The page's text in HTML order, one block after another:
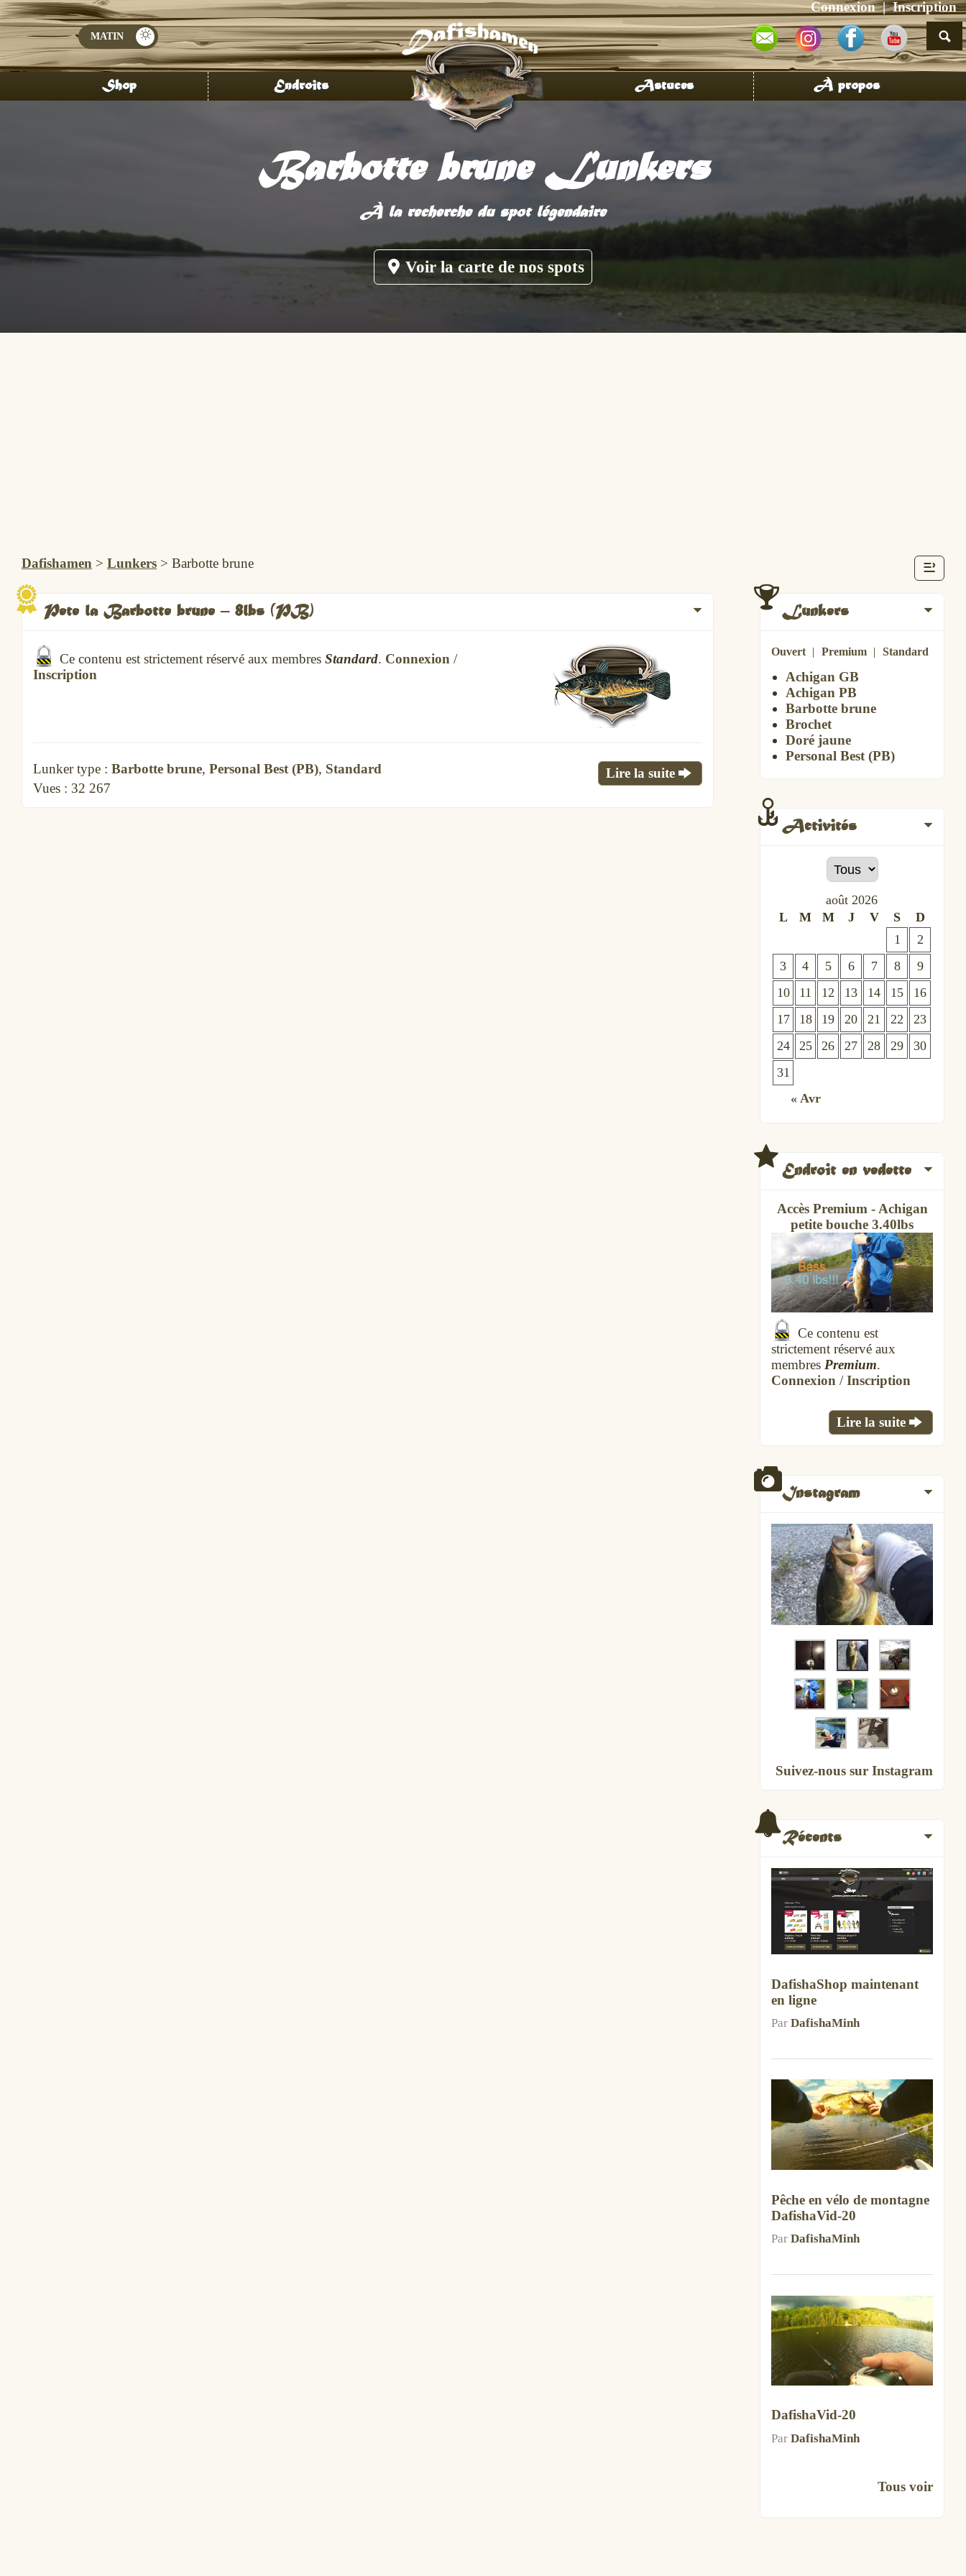
Connexion Inscription
Shop Endroits Astuces À propos
Barbotte brune Lunkers
À la recherche du spot légendaire
Voir la carte de nos spots
Dafishamen > Lunkers > Barbotte brune
Lunkers
Ouvert Premium Standard
Achigan GB
Achigan PB
Barbotte brune
Brochet
Doré jaune
Personal Best (PB)
Activités
août2026
L
M M J V S D
« Avr
1
2
3
4 5 6 7 8
9
10
11 12 13 14 15
16
17
18 19 20 21 22
23
24
25 26 27 28 29
30
31
Endroit en vedette
Accès Premium - Achigan
petite bouche 3.40lbs
Ce contenu est
strictement réservé aux
membresPremium.
Connexion /Inscription
Lire la suite
Instagram
Suivez-nous sur Instagram
Récents
DafishaShop maintenant
en ligne
ParDafishaMinh
Pêche en vélo de montagne
DafishaVid-20
ParDafishaMinh
DafishaVid-20
ParDafishaMinh
Tous voir
Pete la Barbotte brune – 8lbs (PB)
Ce contenu est strictement réservé aux membres Standard. Connexion /
Inscription
Lunker type : Barbotte brune, Personal Best (PB), Standard
Vues : 32 267
Lire la suite